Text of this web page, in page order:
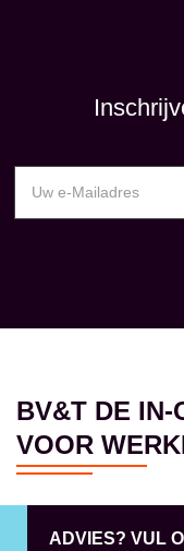
BV&T DE IN-
VOOR
ADVIES? VUL